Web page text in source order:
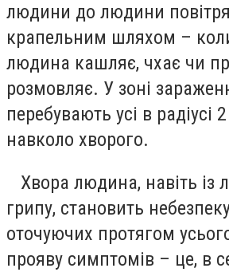
людини до людини
крапельним шляхом –
людина кашляє, чхає чи
розмовляє. У зоні
перебувають усі в радіусі
навколо хворого.
Хвора людина, навіть
грипу, становить
оточуючих протягом
прояву симптомів – це, в